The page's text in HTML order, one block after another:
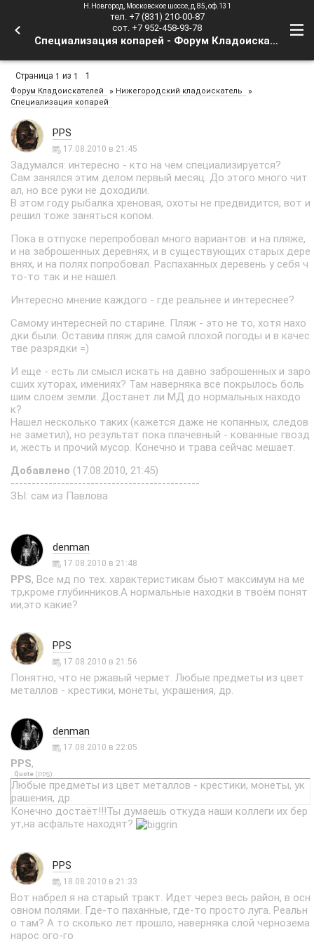
Н.Новгород, Московское шоссе, д.85, оф.131
тел. +7 (831) 210-00-87
сот. +7 952-458-93-78
Специализация копарей - Форум Кладоискателей
Страница 1 из 1 1
Форум Кладоискателей » Нижегородский кладоискатель »
Специализация копарей
PPS
17.08.2010 в 21:45
Задумался: интересно - кто на чем специализируется?
Сам занялся этим делом первый месяц. До этого много чит
ал, но все руки не доходили.
В этом году рыбалка хреновая, охоты не предвидится, вот и
решил тоже заняться копом.
Пока в отпуске перепробовал много вариантов: и на пляже,
и на заброшенных деревнях, и в существующих старых дере
внях, и на полях попробовал. Распаханных деревень у себя ч
то-то так и не нашел.
Интересно мнение каждого - где реальнее и интереснее?
Самому интересней по старине. Пляж - это не то, хотя нахо
дки были. Оставим пляж для самой плохой погоды и в качес
тве разрядки =)
И еще - есть ли смысл искать на давно заброшенных и заро
сших хуторах, имениях? Там наверняка все покрылось боль
шим слоем земли. Достанет ли МД до нормальных находо
к?
Нашел несколько таких (кажется даже не копанных, следов
не заметил), но результат пока плачевный - кованные гвозд
и, жесть и прочий мусор. Конечно и трава сейчас мешает.
Добавлено (17.08.2010, 21:45)
---------------------------------------------
ЗЫ: сам из Павлова
denman
17.08.2010 в 21:48
PPS, Все мд по тех. характеристикам бьют максимум на ме
тр,кроме глубинников.А нормальные находки в твоём понят
ии,это какие?
PPS
17.08.2010 в 21:56
Понятно, что не ржавый чермет. Любые предметы из цвет
металлов - крестики, монеты, украшения, др.
denman
17.08.2010 в 22:05
PPS,
Quote (PPS)
Любые предметы из цвет металлов - крестики, монеты, ук
рашения, др.
Конечно достаёт!!!Ты думаешь откуда наши коллеги их бер
ут,на асфальте находят?
PPS
18.08.2010 в 21:33
Вот набрел я на старый тракт. Идет через весь район, в осн
овном полями. Где-то паханные, где-то просто луга. Реальн
о там? А то сколько лет прошло, наверняка слой чернозема
нарос ого-го